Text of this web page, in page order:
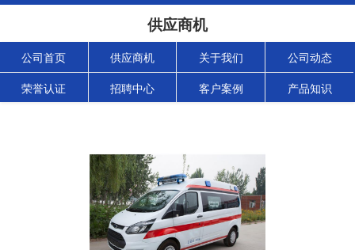
供应商机
公司首页 供应商机 关于我们 公司动态
荣誉认证 招聘中心 客户案例 产品知识